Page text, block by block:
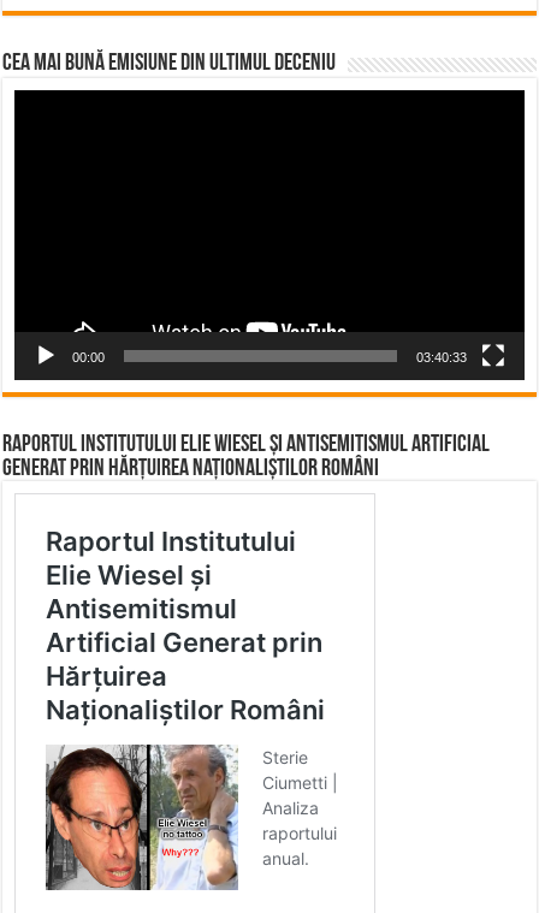
CEA MAI BUNĂ EMISIUNE DIN ULTIMUL DECENIU
00:00 03:40:33
Raportul Institutului Elie Wiesel și Antisemitismul Artificial
Generat prin Hărțuirea Naționaliștilor Români